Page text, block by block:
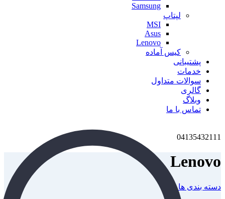
Samsung
لپتاپ
MSI
Asus
Lenovo
کیس آماده
پشتیبانی
خدمات
سوالات متداول
گالری
وبلاگ
تماس با ما
04135432111
Lenovo
دسته بندی ها